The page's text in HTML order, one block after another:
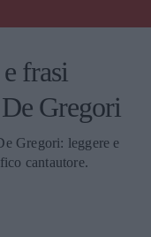
frasi
Gregori
Gregori: leggere e
cantautore.